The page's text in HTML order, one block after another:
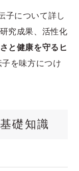
子について詳し
究成果、活性化
と健康を守るヒ
を味方につけ
礎知識